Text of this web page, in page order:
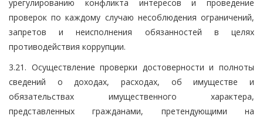
урегулированию конфликта интересов и проведение
проверок по каждому случаю несоблюдения ограничений,
запретов и неисполнения обязанностей в целях
противодействия коррупции.
3.21. Осуществление проверки достоверности и полноты
сведений о доходах, расходах, об имуществе и
обязательствах имущественного характера,
представленных гражданами, претендующими на